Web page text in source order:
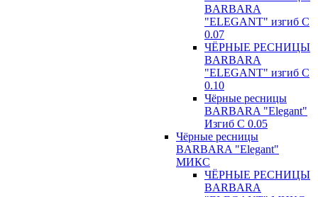
BARBARA
"ELEGANT" изгиб С
0.07
ЧЁРНЫЕ РЕСНИЦЫ
BARBARA
"ELEGANT" изгиб С
0.10
Чёрные ресницы
BARBARA "Elegant"
Изгиб С 0.05
Чёрные ресницы
BARBARA "Elegant"
МИКС
ЧЁРНЫЕ РЕСНИЦЫ
BARBARA